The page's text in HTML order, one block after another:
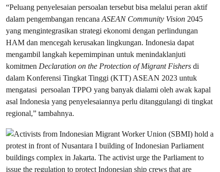
“Peluang penyelesaian persoalan tersebut bisa melalui peran aktif
dalam pengembangan rencanaASEAN Community Vision 2045
yang mengintegrasikan strategi ekonomi dengan perlindungan
HAM dan mencegah kerusakan lingkungan. Indonesia dapat
mengambil langkah kepemimpinan untuk menindaklanjuti
komitmen Declaration on the Protection of Migrant Fishers di
dalam Konferensi Tingkat Tinggi (KTT) ASEAN 2023 untuk
mengatasi persoalan TPPO yang banyak dialami oleh awak kapal
asal Indonesia yang penyelesaiannya perlu ditanggulangi di tingkat
regional,” tambahnya.